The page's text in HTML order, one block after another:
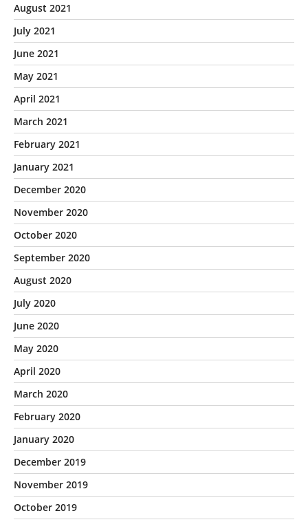
August 2021
July 2021
June 2021
May 2021
April 2021
March 2021
February 2021
January 2021
December 2020
November 2020
October 2020
September 2020
August 2020
July 2020
June 2020
May 2020
April 2020
March 2020
February 2020
January 2020
December 2019
November 2019
October 2019